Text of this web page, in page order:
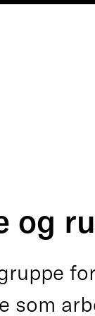
og
som